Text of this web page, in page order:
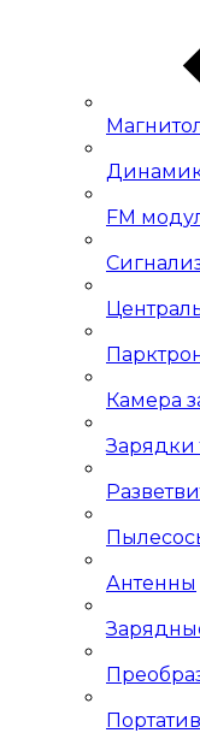
FM
Камера
Зарядки
Антенны